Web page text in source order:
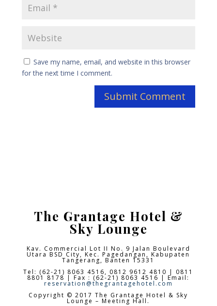
Save my name, email, and website in this browser
for the next time I comment.
The Grantage Hotel &
Sky Lounge
Kav. Commercial Lot II No. 9 Jalan Boulevard
Utara BSD City,Kec. Pagedangan, Kabupaten
Tangerang, Banten 15331
Tel: (62-21) 8063 4516, 0812 9612 4810 | 0811
8801 8178 | Fax : (62-21) 8063 4516 | Email:
reservation@thegrantagehotel.com
Copyright © 2017 The Grantage Hotel & Sky
Lounge – Meeting Hall.